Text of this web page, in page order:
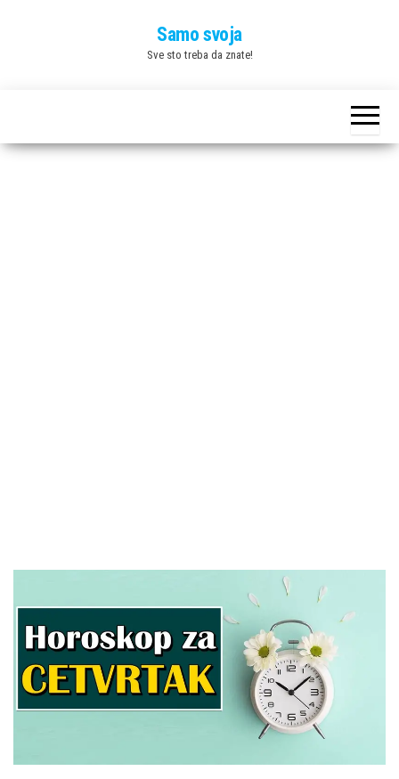
Samo svoja
Sve sto treba da znate!